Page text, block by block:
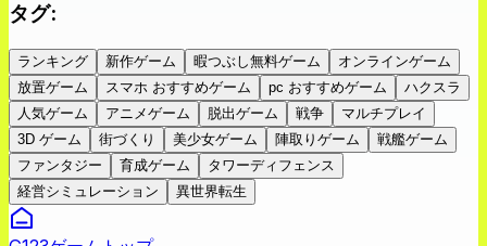
タグ:
ランキング 新作ゲーム 暇つぶし無料ゲーム
オンラインゲーム
放置ゲーム
スマホ おすすめゲーム pc おすすめゲーム
ハクスラ
人気ゲーム
アニメゲーム 脱出ゲーム 戦争
マルチプレイ
3D ゲーム
街づくり 美少女ゲーム 陣取りゲーム
戦艦ゲーム
ファンタジー
育成ゲーム
タワーディフェンス
経営シミュレーション
異世界転生